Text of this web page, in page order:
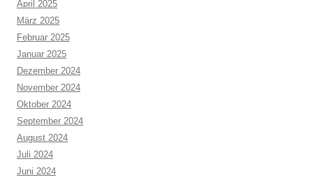
April 2025
März 2025
Februar 2025
Januar 2025
Dezember 2024
November 2024
Oktober 2024
September 2024
August 2024
Juli 2024
Juni 2024